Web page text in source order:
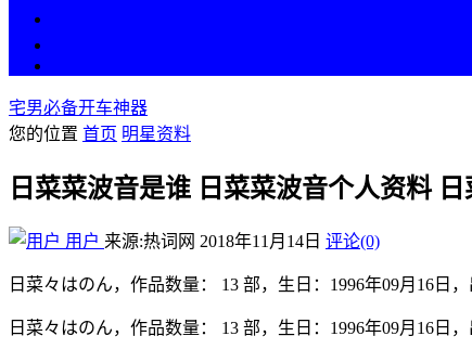
宅男必备开车神器
您的位置 首页 明星资料
日菜菜波音是谁 日菜菜波音个人资料
用户 来源:热词网 2018年11月14日 评论(0)
日菜々はのん，作品数量： 13 部，生日：1996年09月16
日菜々はのん，作品数量： 13 部，生日：1996年09月16日